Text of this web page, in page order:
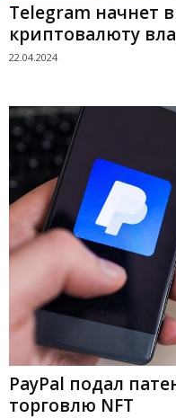
Telegram начнет
криптовалюту
22.04.2024
PayPal подал
торговлю NFT